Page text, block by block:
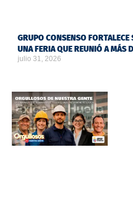
GRUPO CONSENSO
UNA FERIA QUE REUNIÓ A MÁS
julio 31, 2026